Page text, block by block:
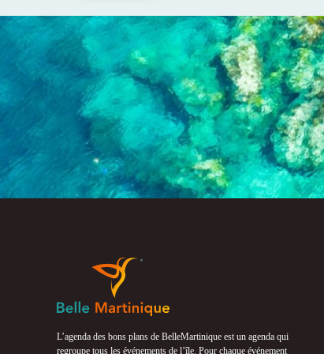
L’agenda des bons plans de BelleMartinique est un agenda qui
regroupe tous les événements de l’île. Pour chaque événement